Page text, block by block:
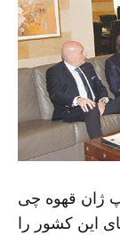
ژان قهوه چی
این کشور را